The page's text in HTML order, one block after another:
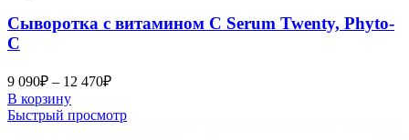
Сыворотка с витамином C Serum Twenty, Phyto-
C
9 090₽ – 12 470₽
В корзину
Быстрый просмотр